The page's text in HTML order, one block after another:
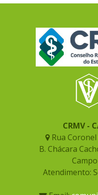
CRMV -
Rua Coronel
B. Chácara
Atendimento: